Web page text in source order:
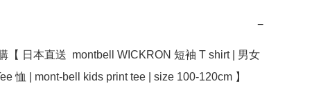
−
【 日本直送  montbell WICKRON 短袖 T shirt | 男女
恤 | mont-bell kids print tee | size 100-120cm 】